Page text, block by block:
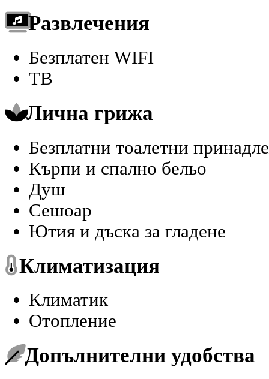
Развлечения
Безплатен WIFI
ТВ
Лична грижа
Безплатни тоалетни
Кърпи и спално бельо
Душ
Сешоар
Ютия и дъска за гладене
Климатизация
Климатик
Отопление
Допълнителни удобства